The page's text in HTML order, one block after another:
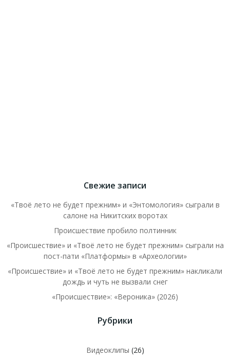
Свежие записи
«Твоё лето не будет прежним» и «Энтомология» сыграли в
салоне на Никитских воротах
Происшествие пробило полтинник
«Происшествие» и «Твоё лето не будет прежним» сыграли на
пост-пати «Платформы» в «Археологии»
«Происшествие» и «Твоё лето не будет прежним» накликали
дождь и чуть не вызвали снег
«Происшествие»: «Вероника» (2026)
Рубрики
Видеоклипы (26)